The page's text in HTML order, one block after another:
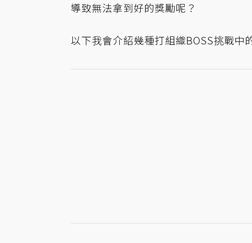
導致無法拿到好的獎勵呢？
以下我會介紹幾種打組織BOSS挑戰中